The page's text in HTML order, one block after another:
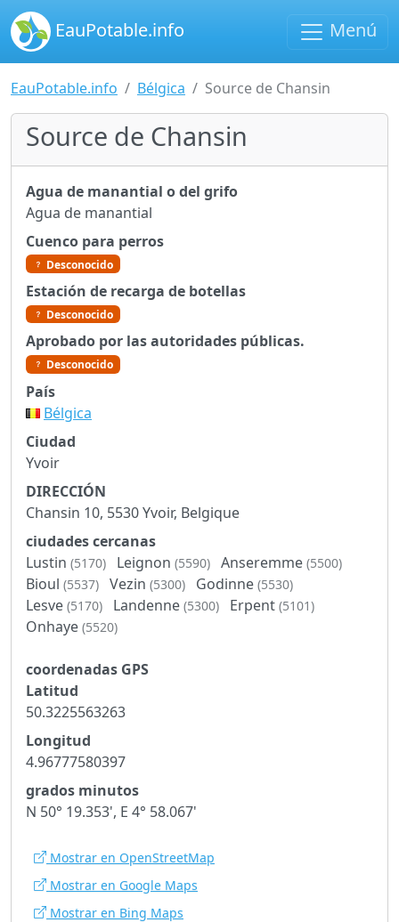
EauPotable.info Menú
EauPotable.info Bélgica Source de Chansin
Source de Chansin
Agua de manantial o del grifo
Agua de manantial
Cuenco para perros
Desconocido
Estación de recarga de botellas
Desconocido
Aprobado por las autoridades públicas.
Desconocido
País
Bélgica
Ciudad
Yvoir
DIRECCIÓN
Chansin 10, 5530 Yvoir, Belgique
ciudades cercanas
Lustin (5170) Leignon (5590) Anseremme (5500)
Bioul (5537) Vezin (5300) Godinne (5530)
Lesve (5170) Landenne (5300) Erpent (5101)
Onhaye (5520)
coordenadas GPS
Latitud
50.3225563263
Longitud
4.96777580397
grados minutos
N 50° 19.353', E 4° 58.067'
Mostrar en OpenStreetMap
Mostrar en Google Maps
Mostrar en Bing Maps